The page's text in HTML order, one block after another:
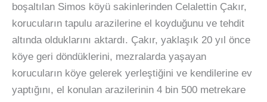
boşaltılan Simos köyü sakinlerinden Celalettin Çakır,
korucuların tapulu arazilerine el koyduğunu ve tehdit
altında olduklarını aktardı. Çakır, yaklaşık 20 yıl önce
köye geri döndüklerini, mezralarda yaşayan
korucuların köye gelerek yerleştiğini ve kendilerine ev
yaptığını, el konulan arazilerinin 4 bin 500 metrekare